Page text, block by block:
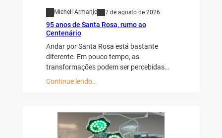
Micheli Armanje 7 de agosto de 2026
95 anos de Santa Rosa, rumo ao
Centenário
Andar por Santa Rosa está bastante
diferente. Em pouco tempo, as
transformações podem ser percebidas…
Continue lendo…